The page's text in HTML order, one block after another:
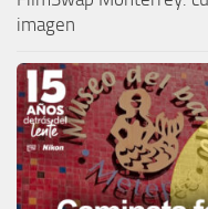
imagen